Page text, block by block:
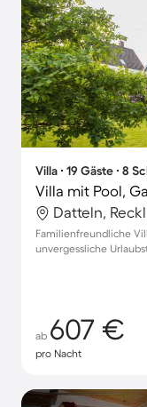
Villa ∙ 19 Gäste ∙ 8
Villa mit Pool,
Datteln,
Familienfreundliche
unvergessliche
ab 607 €
pro Nacht